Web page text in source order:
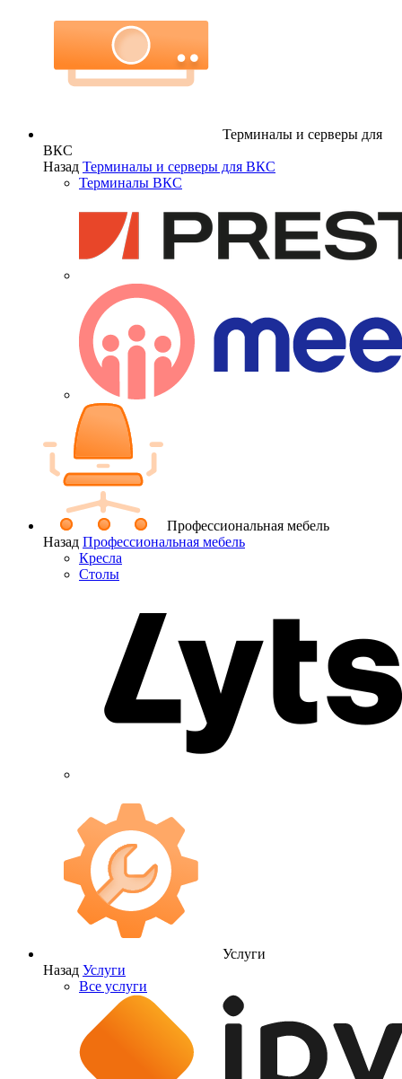
Терминалы и серверы для
ВКС
Назад Терминалы и серверы для ВКС
Терминалы ВКС
Профессиональная мебель
Назад Профессиональная мебель
Кресла
Столы
Услуги
Назад Услуги
Все услуги